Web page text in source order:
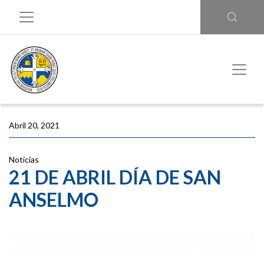
Abril 20, 2021
Noticias
21 DE ABRIL DÍA DE SAN
ANSELMO